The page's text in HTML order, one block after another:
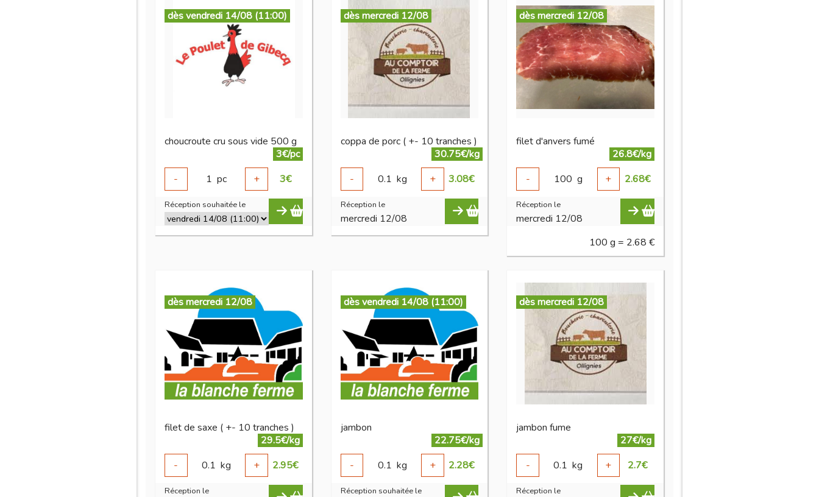
dès vendredi 14/08 (11:00)
choucroute cru sous vide 500 g
3€/pc
-
1 pc + 3€
Réception souhaitée le
dès mercredi 12/08
coppa de porc ( +- 10 tranches )
30.75€/kg
-
0.1 kg + 3.08€
Réception le
mercredi 12/08
dès mercredi 12/08
filet d'anvers fumé
26.8€/kg
-
100 g + 2.68€
Réception le
mercredi 12/08
100 g = 2.68 €
dès mercredi 12/08
filet de saxe ( +- 10 tranches )
29.5€/kg
-
0.1 kg + 2.95€
Réception le
dès vendredi 14/08 (11:00)
jambon
22.75€/kg
-
0.1 kg + 2.28€
Réception souhaitée le
dès mercredi 12/08
jambon fume
27€/kg
-
0.1 kg + 2.7€
Réception le